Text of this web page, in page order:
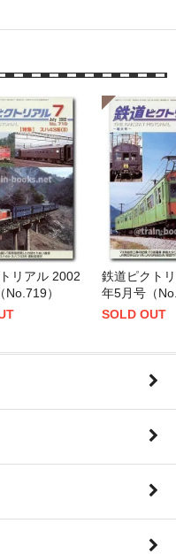
リアル 2002
No.719）
鉄道ピクト
年5月号（
SOLD OUT